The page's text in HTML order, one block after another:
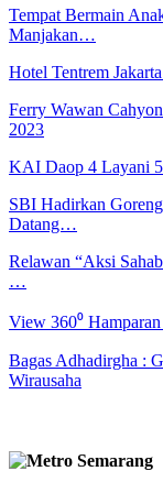
Tempat Bermain
Manjakan…
Hotel Tentrem
Ferry Wawan
2023
KAI Daop 4 Layani
SBI Hadirkan
Datang…
Relawan “Aksi
…
View 360⁰
Bagas Adhadirgha :
Wirausaha